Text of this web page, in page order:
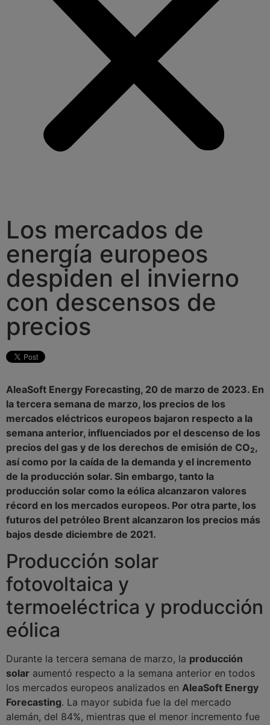
Los mercados de
energía europeos
despiden el invierno
con descensos de
precios
AleaSoft Energy Forecasting, 20 de marzo de 2023. En
la tercera semana de marzo, los precios de los
mercados eléctricos europeos bajaron respecto a la
semana anterior, influenciados por el descenso de los
precios del gas y de los derechos de emisión de CO2,
así como por la caída de la demanda y el incremento
de la producción solar. Sin embargo, tanto la
producción solar como la eólica alcanzaron valores
récord en los mercados europeos. Por otra parte, los
futuros del petróleo Brent alcanzaron los precios más
bajos desde diciembre de 2021.
Producción solar
fotovoltaica y
termoeléctrica y producción
eólica
Durante la tercera semana de marzo, la producción
solar aumentó respecto a la semana anterior en todos
los mercados europeos analizados en AleaSoft Energy
Forecasting. La mayor subida fue la del mercado
alemán, del 84%, mientras que el menor incremento fue